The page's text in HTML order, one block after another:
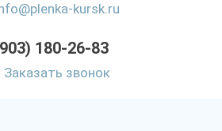
kursk.ru
180-26-83
Заказать звонок